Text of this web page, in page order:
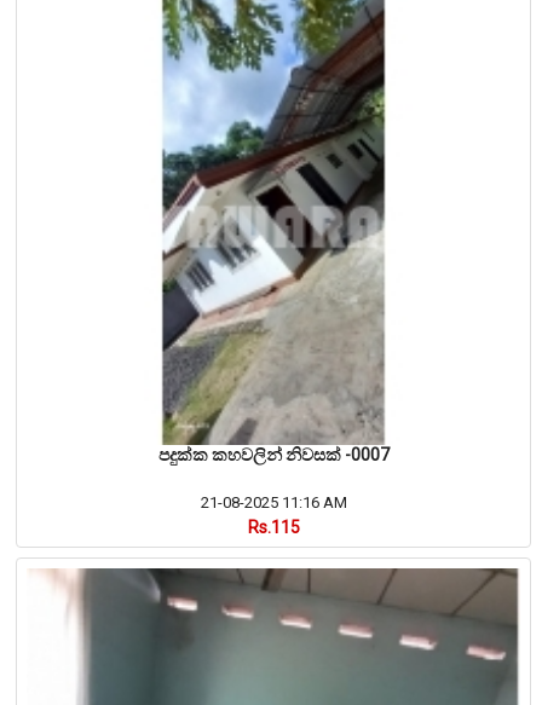
පදුක්ක කහවලින් නිවසක් -0007
21-08-2025 11:16 AM
Rs.115